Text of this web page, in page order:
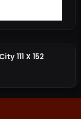
111 X 152